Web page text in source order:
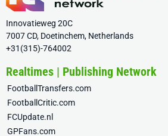
Innovatieweg 20C
7007 CD, Doetinchem, Netherlands
+31(315)-764002
Realtimes | Publishing Network
FootballTransfers.com
FootballCritic.com
FCUpdate.nl
GPFans.com